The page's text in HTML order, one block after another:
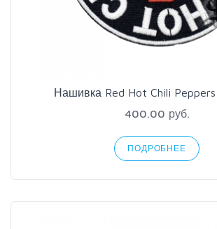
Нашивка Red Hot Chili Peppers
400.00 руб.
ПОДРОБНЕЕ